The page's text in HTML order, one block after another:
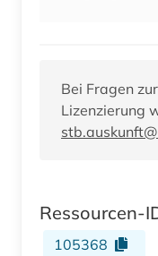
Bei Fragen
Lizenzierung
Ressourcen-
105368